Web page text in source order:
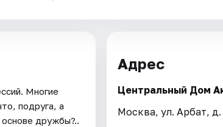
Многие
подруга, а
дружбы?..
Адрес
Центральный Дом
Москва, ул. Арбат, д.